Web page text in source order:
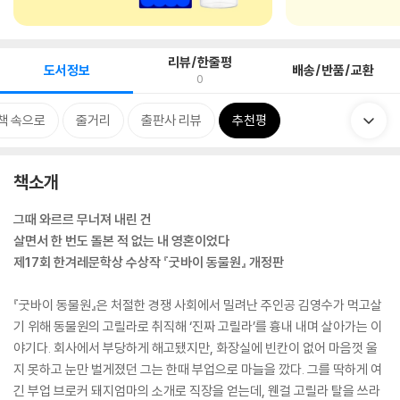
도서정보 리뷰/한줄평
0 배송/반품/교환
속으로 줄거리 출판사 리뷰 추천평
책소개
그때 와르르 무너져 내린 건
살면서 한 번도 돌본 적 없는 내 영혼이었다
제17회 한겨레문학상 수상작 『굿바이 동물원』 개정판
『굿바이 동물원』은 처절한 경쟁 사회에서 밀려난 주인공 김영수가 먹고살
기 위해 동물원의 고릴라로 취직해 ‘진짜 고릴라’를 흉내 내며 살아가는 이
야기다. 회사에서 부당하게 해고됐지만, 화장실에 빈칸이 없어 마음껏 울
지 못하고 눈만 벌게졌던 그는 한때 부업으로 마늘을 깠다. 그를 딱하게 여
긴 부업 브로커 돼지엄마의 소개로 직장을 얻는데, 웬걸 고릴라 탈을 쓰라